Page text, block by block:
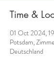
Time &
01 Oct 2024,
Potsdam,
Deutschland